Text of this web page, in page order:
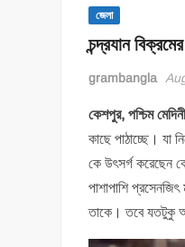
জেলা
চন্দ্রযান
grambangla
কেশপুর, পশ্চিম
কাছে পাঠাচ্ছে। যা
কে উৎসর্গ করেছেন
পাশাপাশি
তাকে। তবে যতটুকু